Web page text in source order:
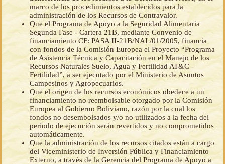
marco de los procedimientos establecidos para la
administración de los Recursos de Contravalor.
Que el Programa de Apoyo a la Seguridad Alimentaria
Segunda Fase - Cartera 21B, mediante Convenio de
financiamiento CF: PASA II-21B/NAL/01/2005, financia
con fondos de la Comisión Europea el Proyecto “Programa
de Asistencia Técnica y Capacitación en el Manejo de los
Recursos Naturales Suelo, Agua y Fertilidad AT&C -
Fertilidad”, a ser ejecutado por el Ministerio de Asuntos
Campesinos y Agropecuarios.
Que el origen de los recursos económicos obedece a un
financiamiento no reembolsable otorgado por la Comisión
Europea al Gobierno Boliviano, razón por la cual los
fondos no desembolsados y/o no utilizados a la fecha del
período de ejecución serán revertidos y no comprometidos
automáticamente.
Que la administración de los recursos citados están a cargo
del Viceministerio de Inversión Pública y Financiamiento
Externo, a través de la Gerencia del Programa de Apoyo a